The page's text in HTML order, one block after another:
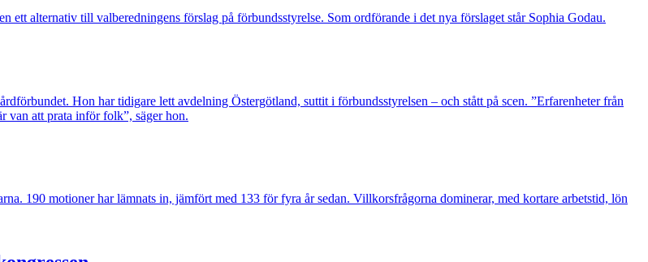
ett alternativ till valberedningens förslag på förbundsstyrelse. Som ordförande i det nya förslaget står Sophia Godau.
Hon har tidigare lett avdelning Östergötland, suttit i förbundsstyrelsen – och stått på scen. ”Erfarenheter från
van att prata inför folk”, säger hon.
190 motioner har lämnats in, jämfört med 133 för fyra år sedan. Villkorsfrågorna dominerar, med kortare arbetstid, lön